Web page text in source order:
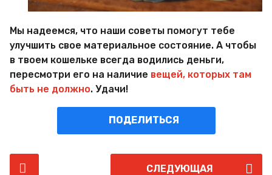
Мы надеемся, что наши советы помогут тебе
улучшить свое материальное состояние. А чтобы
в твоем кошельке всегда водились деньги,
пересмотри его на наличие вещей, которых там
быть не должно. Удачи!
ПОДЕЛИТЬСЯ
СЛЕДУЮЩАЯ